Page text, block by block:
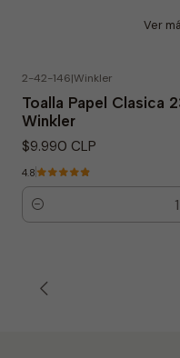
Ver
2-42-146|Winkler
Toalla Papel Clasica
Winkler
$9.990 CLP
4.8
Cantidad